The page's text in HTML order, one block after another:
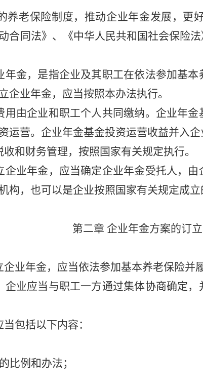
养老保险制度，推动企业年金发展，更
合同法》、《中华人民共和国社会保险
年金，是指企业及其职工在依法参加基
企业年金，应当按照本办法执行。
用由企业和职工个人共同缴纳。企业年
运营。企业年金基金投资运营收益并入企
和财务管理，按照国家有关规定执行。
企业年金，应当确定企业年金受托人，
构，也可以是企业按照国家有关规定成立
第二章 企业年金方案的订
业年金，应当依法参加基本养老保险并
企业应当与职工一方通过集体协商确定
包括以下内容：
比例和办法；